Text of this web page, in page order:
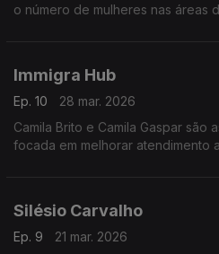
o número de mulheres nas áreas
Immigra Hub
Ep. 10
28 mar. 2026
Camila Brito e Camila Gaspar são
focada em melhorar atendimento
Silésio Carvalho
Ep. 9
21 mar. 2026